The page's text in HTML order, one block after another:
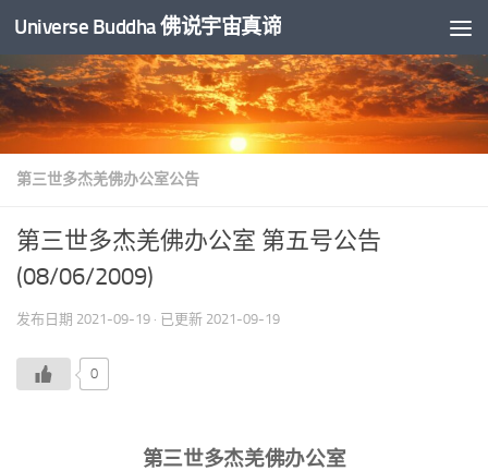
跳至内容
Universe Buddha 佛说宇宙真谛
第三世多杰羌佛办公室公告
第三世多杰羌佛办公室 第五号公告
(08/06/2009)
发布日期 2021-09-19 · 已更新 2021-09-19
0
第三世多杰羌佛办公室